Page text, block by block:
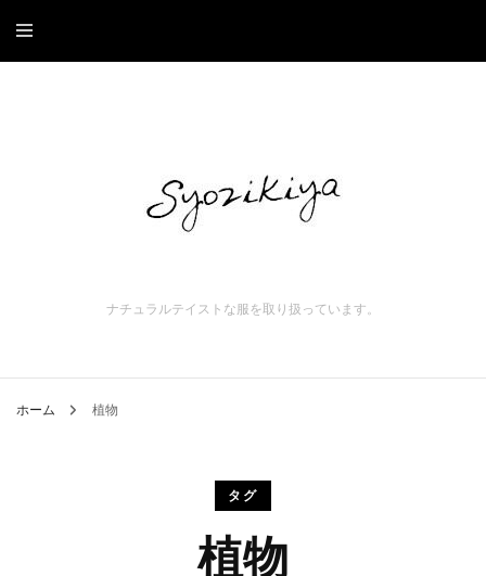
ナチュラルテイストな服を取り扱っています。
ホーム 植物
タグ
植物